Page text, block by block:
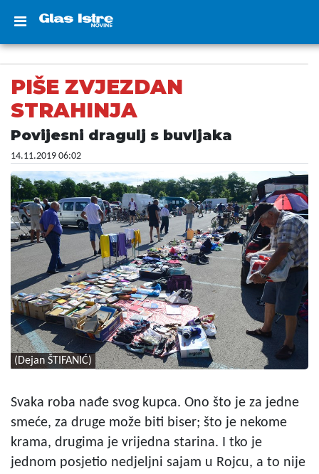
PIŠE ZVJEZDAN
STRAHINJA
Povijesni dragulj s buvljaka
14.11.2019 06:02
(Dejan ŠTIFANIĆ)
Svaka roba nađe svog kupca. Ono što je za jedne
smeće, za druge može biti biser; što je nekome
krama, drugima je vrijedna starina. I tko je
jednom posjetio nedjeljni sajam u Rojcu, a to nije